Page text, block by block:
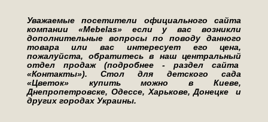
Уважаемые посетители официального сайта
компании «Mebelas» если у вас возникли
дополнительные вопросы по поводу данного
товара или вас интересует его цена,
пожалуйста, обратитесь в наш центральный
отдел продаж (подробнее - раздел сайта
«Контакты»). Стол для детского сада
«Цветок» купить можно в Киеве,
Днепропетровске, Одессе, Харькове, Донецке и
других городах Украины.